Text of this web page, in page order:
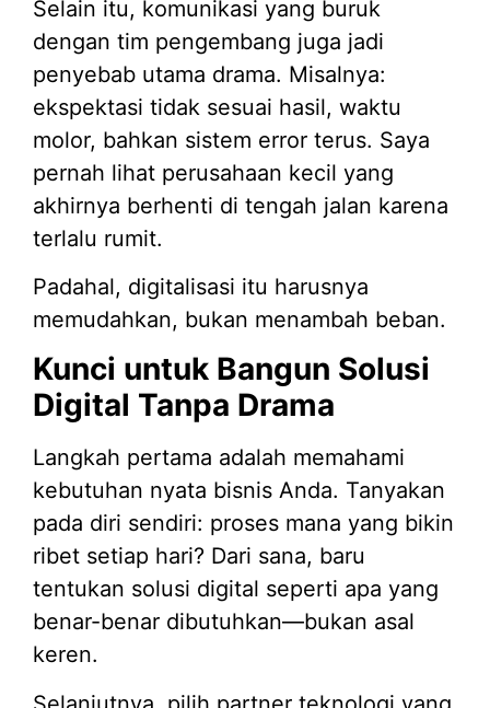
Selain itu, komunikasi yang buruk
dengan tim pengembang juga jadi
penyebab utama drama. Misalnya:
ekspektasi tidak sesuai hasil, waktu
molor, bahkan sistem error terus. Saya
pernah lihat perusahaan kecil yang
akhirnya berhenti di tengah jalan karena
terlalu rumit.
Padahal, digitalisasi itu harusnya
memudahkan, bukan menambah beban.
Kunci untuk Bangun Solusi
Digital Tanpa Drama
Langkah pertama adalah memahami
kebutuhan nyata bisnis Anda. Tanyakan
pada diri sendiri: proses mana yang bikin
ribet setiap hari? Dari sana, baru
tentukan solusi digital seperti apa yang
benar-benar dibutuhkan—bukan asal
keren.